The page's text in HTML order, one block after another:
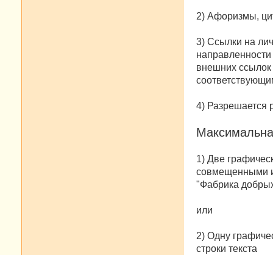
2) Афоризмы,
3) Ссылки на
внешних
4) Разрешается
1) Две
совмещенными
"Фабрика
или
2) Одну
строки текста